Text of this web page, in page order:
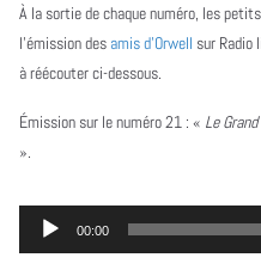
À la sortie de chaque numéro, les
l’émission des amis d’Orwell sur
à réécouter ci-dessous.
Émission sur le numéro 21 : « Le
».
e
00:00